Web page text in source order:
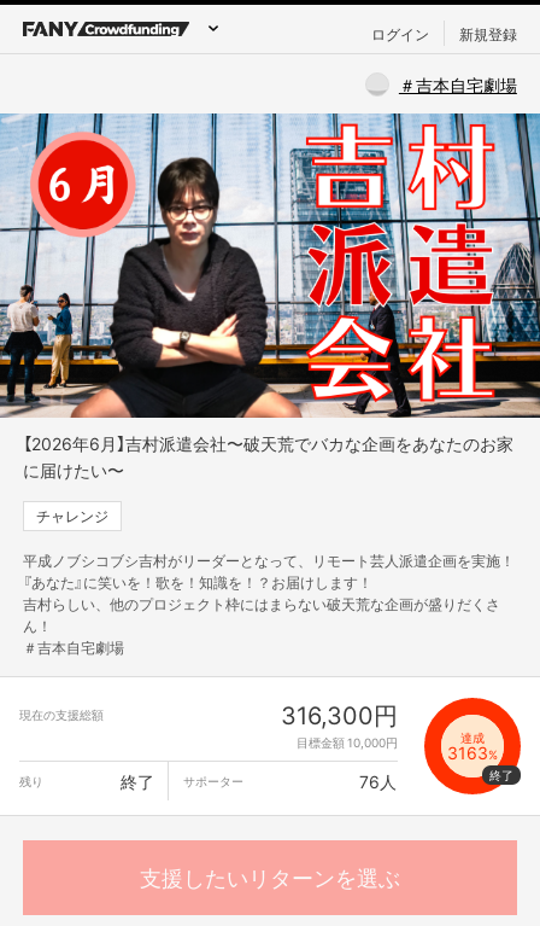
ログイン 新規登録
＃吉本自宅劇場
【2026年6月】吉村派遣会社〜破天荒でバカな企画をあなたのお家
に届けたい〜
チャレンジ
平成ノブシコブシ吉村がリーダーとなって、リモート芸人派遣企画を実施！
『あなた』に笑いを！歌を！知識を！？お届けします！
吉村らしい、他のプロジェクト枠にはまらない破天荒な企画が盛りだくさ
ん！
＃吉本自宅劇場
現在の支援総額 316,300円
目標金額 10,000円 達成
3163%
残り
終了 サポーター 76人
支援したいリターンを選ぶ